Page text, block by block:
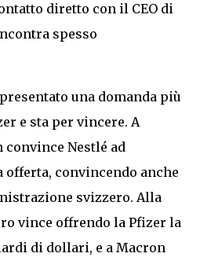
diretto con il CEO di
spesso
una domanda più
e sta per vincere. A
convince Nestlé ad
convincendo anche
svizzero. Alla
vince offrendo la Pfizer la
di dollari, e a Macron